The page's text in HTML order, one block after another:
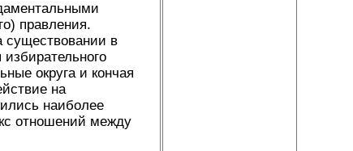
правления.
существовании в
округа и кончая
на
наиболее
отношений между